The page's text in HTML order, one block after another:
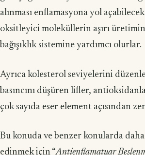
alınması enflamasyona yol
oksitleyici moleküllerin aşırı
bağışıklık sistemine yardımcı olurlar.
Ayrıca kolesterol seviyelerini
basıncını düşüren lifler,
çok sayıda eser element açısından
Bu konuda ve benzer konularda
edinmek için “Antienflamatuar